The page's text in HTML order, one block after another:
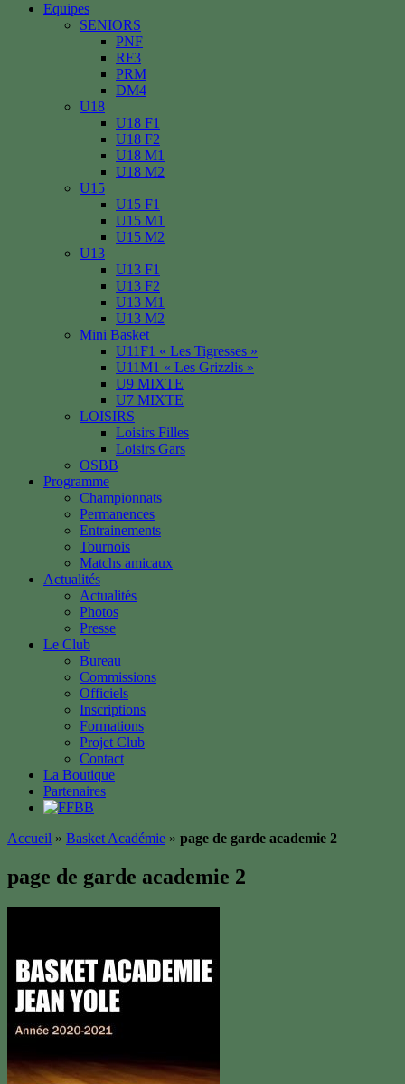
Equipes
SENIORS
PNF
RF3
PRM
DM4
U18
U18 F1
U18 F2
U18 M1
U18 M2
U15
U15 F1
U15 M1
U15 M2
U13
U13 F1
U13 F2
U13 M1
U13 M2
Mini Basket
U11F1 « Les Tigresses »
U11M1 « Les Grizzlis »
U9 MIXTE
U7 MIXTE
LOISIRS
Loisirs Filles
Loisirs Gars
OSBB
Programme
Championnats
Permanences
Entrainements
Tournois
Matchs amicaux
Actualités
Actualités
Photos
Presse
Le Club
Bureau
Commissions
Officiels
Inscriptions
Formations
Projet Club
Contact
La Boutique
Partenaires
Accueil » Basket Académie » page de garde academie 2
page de garde academie 2